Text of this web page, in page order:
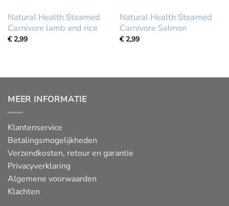
Natural Health Steamed
Carnivore lamb and rice
€ 2,99
Natural Health Steamed
Carnivore Salmon
€ 2,99
MEER INFORMATIE
Klantenservice
Betalingsmogelijkheden
Verzendkosten, retour en garantie
Privacyverklaring
Algemene voorwaarden
Klachten